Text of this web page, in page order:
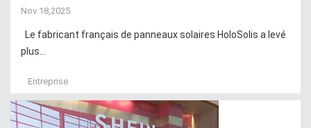
Nov 18,2025
Le fabricant français de panneaux solaires HoloSolis a levé
plus...
Entreprise